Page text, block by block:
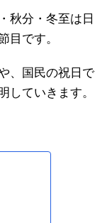
秋分・冬至は日
目です。
、国民の祝日で
していきます。